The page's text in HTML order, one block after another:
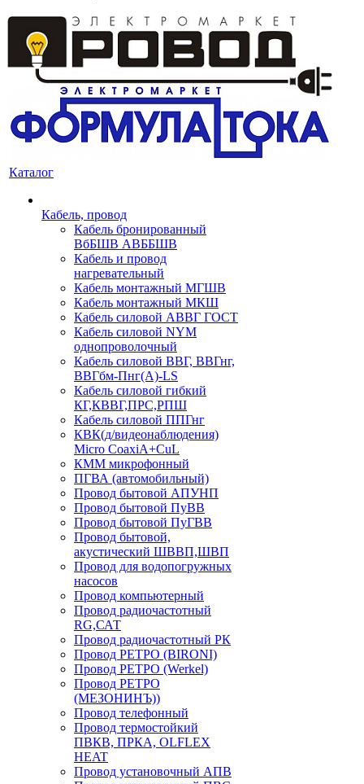
Каталог
Кабель, провод
Кабель бронированный
ВбБШВ АВББШВ
Кабель и провод
нагревательный
Кабель монтажный МГШВ
Кабель монтажный МКШ
Кабель силовой АВВГ ГОСТ
Кабель силовой NYM
однопроволочный
Кабель силовой ВВГ, ВВГнг,
ВВГбм-Пнг(А)-LS
Кабель силовой гибкий
КГ,КВВГ,ПРС,РПШ
Кабель силовой ППГнг
КВК(д/видеонаблюдения)
Micro CoaxiA+CuL
КММ микрофонный
ПГВА (автомобильный)
Провод бытовой АПУНП
Провод бытовой ПуВВ
Провод бытовой ПуГВВ
Провод бытовой,
акустический ШВВП,ШВП
Провод для водопогружных
насосов
Провод компьютерный
Провод радиочастотный
RG,САТ
Провод радиочастотный РК
Провод РЕТРО (BIRONI)
Провод РЕТРО (Werkel)
Провод РЕТРО
(МЕЗОНИНЪ))
Провод телефонный
Провод термостойкий
ПВКВ, ПРКА, OLFLEX
HEAT
Провод установочный АПВ